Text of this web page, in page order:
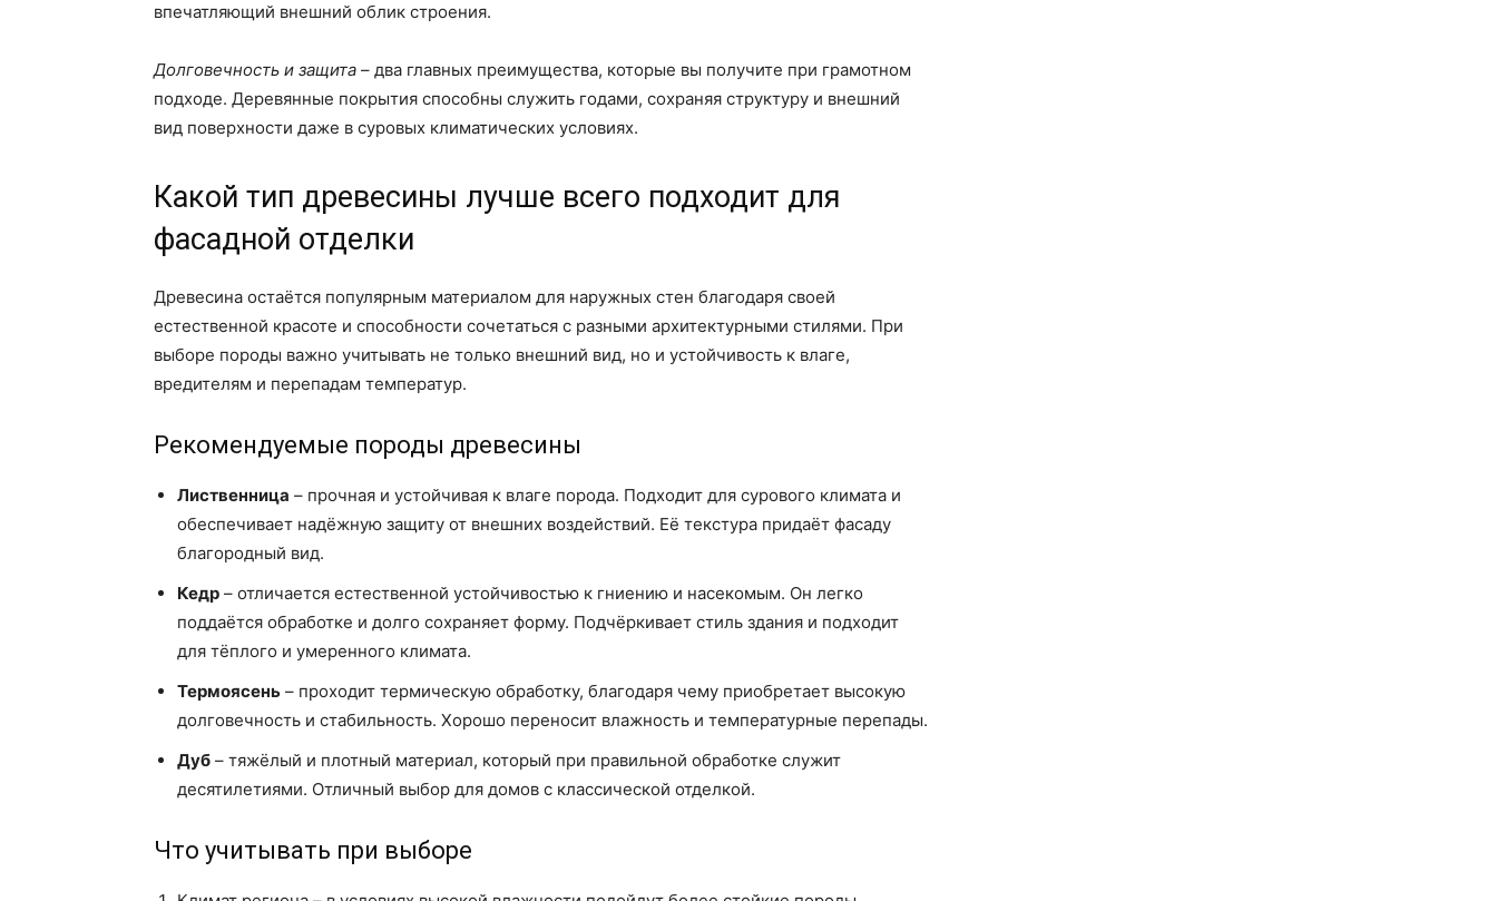
впечатляющий внешний облик строения.
Долговечность и защита – два главных преимущества, которые вы получите при грамотном
подходе. Деревянные покрытия способны служить годами, сохраняя структуру и внешний
вид поверхности даже в суровых климатических условиях.
Какой тип древесины лучше всего подходит для
фасадной отделки
Древесина остаётся популярным материалом для наружных стен благодаря своей
естественной красоте и способности сочетаться с разными архитектурными стилями. При
выборе породы важно учитывать не только внешний вид, но и устойчивость к влаге,
вредителям и перепадам температур.
Рекомендуемые породы древесины
Лиственница – прочная и устойчивая к влаге порода. Подходит для сурового климата и
обеспечивает надёжную защиту от внешних воздействий. Её текстура придаёт фасаду
благородный вид.
Кедр – отличается естественной устойчивостью к гниению и насекомым. Он легко
поддаётся обработке и долго сохраняет форму. Подчёркивает стиль здания и подходит
для тёплого и умеренного климата.
Термоясень – проходит термическую обработку, благодаря чему приобретает высокую
долговечность и стабильность. Хорошо переносит влажность и температурные перепады.
Дуб – тяжёлый и плотный материал, который при правильной обработке служит
десятилетиями. Отличный выбор для домов с классической отделкой.
Что учитывать при выборе